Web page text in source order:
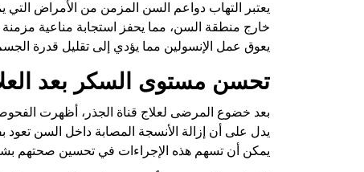
يعتبر التهاب دواعم السن المزمن من الأمراض
خارج منطقة السن، مما يحفز استجابة مناعية
يعوق عمل الإنسولين مما يؤدي إلى تقليل قدرة
تحسن مستوى السكر بعد
بعد خضوع المرضى لعلاج قناة الجذر، أظهرت
يدل على أن إزالة الأنسجة المصابة داخل السن
يمكن أن تسهم هذه الإجراءات في تحسين صحتهم